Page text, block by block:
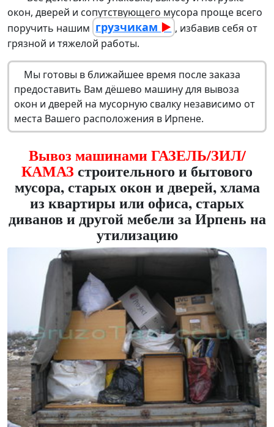
окон, дверей и сопутствующего мусора проще всего
поручить нашим грузчикам ► , избавив себя от
грязной и тяжелой работы.
Мы готовы в ближайшее время после заказа
предоставить Вам дёшево машину для вывоза
окон и дверей на мусорную свалку независимо от
места Вашего расположения в Ирпене.
Вывоз машинами ГАЗЕЛЬ/ЗИЛ/
КАМАЗ строительного и бытового
мусора, старых окон и дверей, хлама
из квартиры или офиса, старых
диванов и другой мебели за Ирпень на
утилизацию